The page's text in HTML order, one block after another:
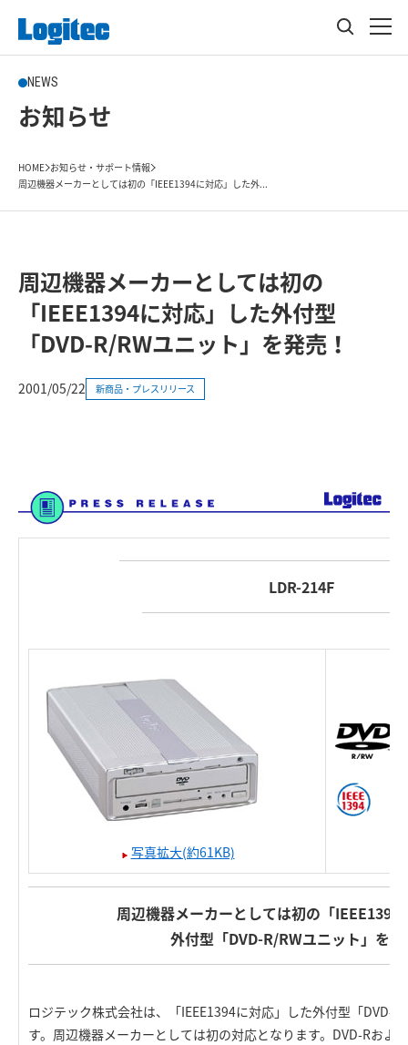
NEWS
お知らせ
HOME お知らせ・サポート情報
周辺機器メーカーとしては初の「IEEE1394に対応」した外...
周辺機器メーカーとしては初の
「IEEE1394に対応」した外付型
「DVD-R/RWユニット」を発売！
2001/05/22 新商品・プレスリリース
LDR-214F
写真拡大(約61KB)
周辺機器メーカーとしては初の「IEEE1394
外付型「DVD-R/RWユニット」を
ロジテック株式会社は、「IEEE1394に対応」した外付型「DVD-
す。周辺機器メーカーとしては初の対応となります。DVD-Rおよ